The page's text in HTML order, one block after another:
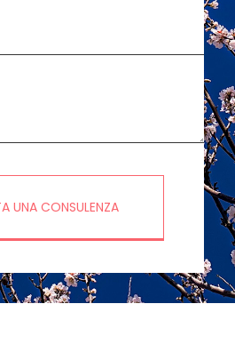
UNA CONSULENZA